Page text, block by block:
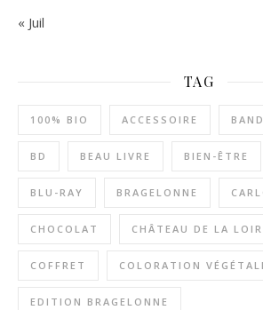
« Juil
TAG
100% BIO ACCESSOIRE
BD BEAU LIVRE BIEN-ÊTRE
BLU-RAY BRAGELONNE
CHOCOLAT CHÂTEAU DE LA
COFFRET COLORATION
EDITION BRAGELONNE